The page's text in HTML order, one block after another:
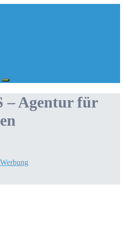
– Agentur für
Werbung